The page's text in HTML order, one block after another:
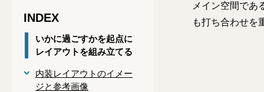
INDEX
いかに過ごすかを起点に
レイアウトを組み立てる
内装レイアウトのイメー
ジと参考画像
メイン空間であ
も打ち合わせを